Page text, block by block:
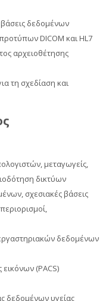
βάσεις δεδομένων
DICOM και HL7
αρχειοθέτησης
τη σχεδίαση και
μεταγωγείς,
δικτύων
σχεσιακές βάσεις
δεδομένων
εικόνων (PACS)
δεδομένων υγείας